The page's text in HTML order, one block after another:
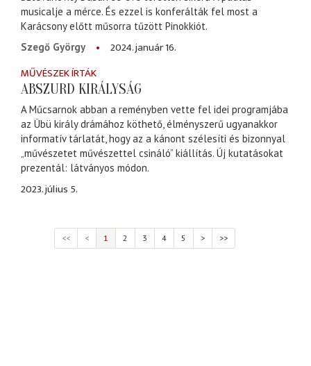
musicalje a mérce. És ezzel is konferálták fel most a
Karácsony előtt műsorra tűzött Pinokkiót.
Szegő György
2024. január 16.
MŰVÉSZEK ÍRTÁK
ABSZURD KIRÁLYSÁG
A Műcsarnok abban a reményben vette fel idei programjába
az Übü király drámához köthető, élményszerű ugyanakkor
informatív tárlatát, hogy az a kánont szélesíti és bizonnyal
„művészetet művészettel csináló” kiállítás. Új kutatásokat
prezentál: látványos módon.
2023. július 5.
<< < 1 2 3 4 5 > >>